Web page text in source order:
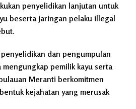
penyelidikan lanjutan untuk
beserta jaringan pelaku illegal
penyelidikan dan pengumpulan
pemilik kayu serta
Meranti berkomitmen
kejahatan yang merusak